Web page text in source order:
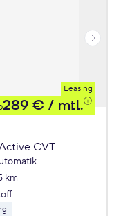
Leasing
289 € / mtl.
CVT
km